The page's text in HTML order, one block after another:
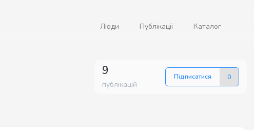
Люди Публікації Каталог
9
публікацій
Підписатися 0